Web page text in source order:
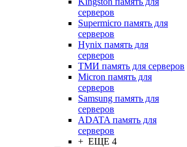
серверов
Supermicro память для
серверов
Hynix память для
серверов
ТМИ память для серверов
Micron память для
серверов
Samsung память для
серверов
ADATA память для
серверов
+ ЕЩЕ 4